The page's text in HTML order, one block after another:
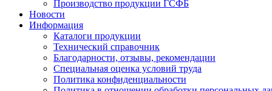
Производство продукции ГСФБ
Новости
Информация
Каталоги продукции
Технический справочник
Благодарности, отзывы, рекомендации
Специальная оценка условий труда
Политика конфиденциальности